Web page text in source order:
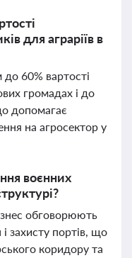
для аграріїв в
60% вартості
громадах і до
допомагає
на агросектор у
воєнних
обговорюють
захисту портів, що
коридору та